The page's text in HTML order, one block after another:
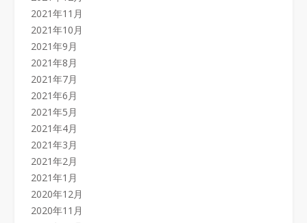
2021年11月
2021年10月
2021年9月
2021年8月
2021年7月
2021年6月
2021年5月
2021年4月
2021年3月
2021年2月
2021年1月
2020年12月
2020年11月